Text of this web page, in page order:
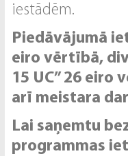
iestādēm.
Piedāvājumā
eiro vērtībā,
15 UC” 26 eiro
arī meistara
Lai saņemtu
programmas